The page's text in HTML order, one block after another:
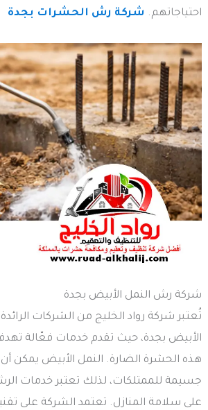
احتياجاتهم. شركة رش الحشرات بجدة
شركة رش النمل الأبيض بجدة
تُعتبر شركة رواد الخليج من الشركات
الأبيض بجدة، حيث تقدم خدمات فعّالة
هذه الحشرة الضارة. النمل الأبيض يمكن
جسيمة للممتلكات، لذلك تعتبر خدمات
على سلامة المنازل. تعتمد الشركة على